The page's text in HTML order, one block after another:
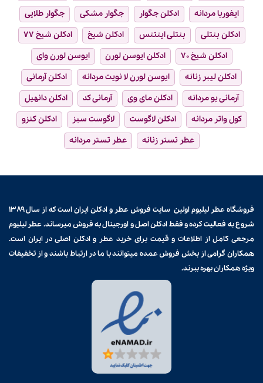
ایفوریا مردانه
ادکلن جگوار جگوار مشکی
جگوار طلایی
ادکلن بنتلی
بنتلی اینتنس ادکلن شیخ
ادکلن شیخ ۷۷
ادکلن شیخ ۷۰
ادکلن ایوسن لورن
ایوسن لورن وای
ادکلن لیبر زنانه
ایوسن لورن لا نویت مردانه
ادکلن آرمانی
آرمانی یو مردانه
ادکلن مای وی آرمانی کد
ادکلن دانهیل
کول واتر مردانه
ادکلن لاگوست لاگوست سبز
ادکلن کنزو
عطر تستر زنانه
عطر تستر مردانه
فروشگاه عطر لیلیوم اولین سایت فروشعطر و ادکلن
ایران است که از سال ۱۳۸۹
شروع به فعالیت کرده و فقط ادکلن اصل و اورجینال به فروش میرساند. عطر لیلیوم
مرجعی کامل از اطلاعات و قیمت برایخرید عطر و ادکلن اصلی در ایران است.
همکاران گرامی از بخش فروش عمده میتوانند با ما در ارتباط باشند و از تخفیفات
ویژه همکاران بهره ببرند.